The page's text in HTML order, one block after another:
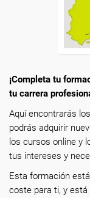
¡Completa tu
tu carrera
Aquí encontrarás
podrás adquirir
los cursos online y
tus intereses y
Esta formación está
coste para ti, y está